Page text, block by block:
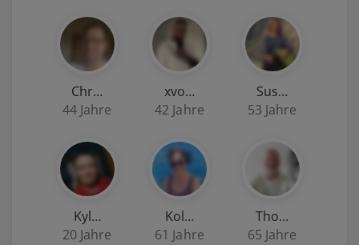
Chr…
44 Jahre
xvo…
42 Jahre
Sus…
53 Jahre
Kyl…
20 Jahre
Kol…
61 Jahre
Tho…
65 Jahre